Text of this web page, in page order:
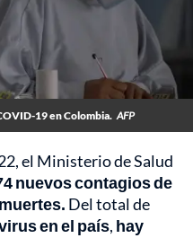
19 en Colombia. AFP
el Ministerio de Salud
nuevos contagios de
Del total de
en el país, hay